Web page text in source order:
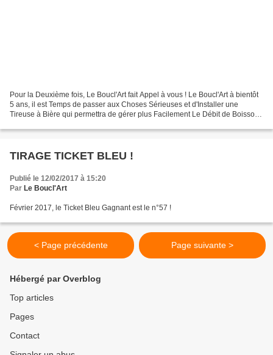
Pour la Deuxième fois, Le Boucl'Art fait Appel à vous ! Le Boucl'Art à bientôt
5 ans, il est Temps de passer aux Choses Sérieuses et d'Installer une
Tireuse à Bière qui permettra de gérer plus Facilement Le Débit de Boisson
TIRAGE TICKET BLEU !
Publié le 12/02/2017 à 15:20
Par Le Boucl'Art
Février 2017, le Ticket Bleu Gagnant est le n°57 !
< Page précédente Page suivante >
Hébergé par Overblog
Top articles
Pages
Contact